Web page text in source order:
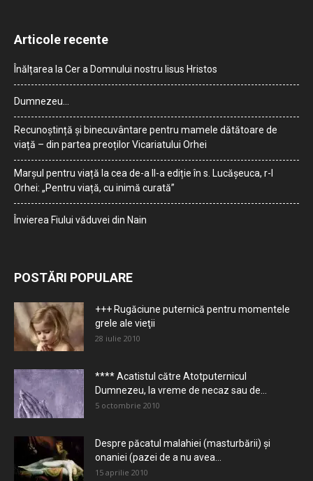
Articole recente
Înălțarea la Cer a Domnului nostru Iisus Hristos
Dumnezeu…
Recunoștință și binecuvântare pentru mamele dătătoare de
viață – din partea preoților Vicariatului Orhei
Marșul pentru viață la cea de-a II-a ediție în s. Lucășeuca, r-l
Orhei: „Pentru viață, cu inimă curată”
Învierea Fiului văduvei din Nain
POSTĂRI POPULARE
+++ Rugăciune puternică pentru momentele
grele ale vieţii
28 iulie 2010
**** Acatistul către Atotputernicul
Dumnezeu, la vreme de necaz sau de...
5 octombrie 2010
Despre păcatul malahiei (masturbării) şi
onaniei (pazei de a nu avea...
15 aprilie 2010